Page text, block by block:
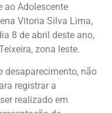
ao Adolescente
Vitoria Silva Lima,
8 de abril deste ano,
zona leste.
desaparecimento, não
registrar a
realizado em